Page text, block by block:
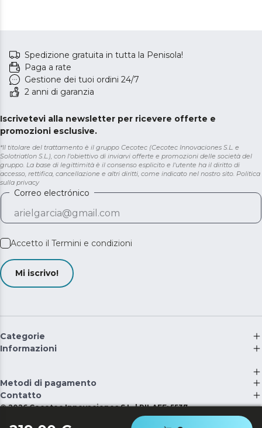
Spedizione gratuita in tutta la Penisola!
Paga a rate
Gestione dei tuoi ordini 24/7
2 anni di garanzia
Iscrivetevi alla newsletter per ricevere offerte e
promozioni esclusive.
*Il titolare del trattamento è il gruppo Cecotec (Cecotec Innovaciones S.L. e
Solotriatlon S.L.), con l'obiettivo di inviarvi offerte e promozioni delle società del
gruppo. La base di legittimità è il consenso esplicito e l'utente ha il diritto di
accesso, rettifica, cancellazione e altri diritti, come indicato nel nostro sito. Politica
sulla privacy
Correo electrónico
Accetto il Termini e condizioni
Mi iscrivo!
Categorie
Informazioni
Metodi di pagamento
Contatto
©2026 Cecotec Innovaciones S.L. | RII-AEE: 5537